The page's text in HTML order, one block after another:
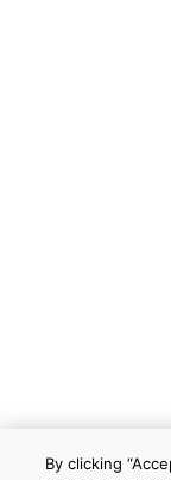
By clicking